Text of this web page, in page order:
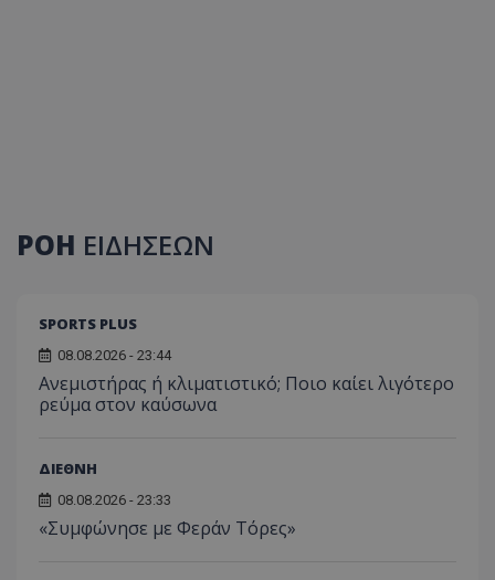
ΡΟΗ ΕΙΔΗΣΕΩΝ
SPORTS PLUS
08.08.2026 - 23:44
Ανεμιστήρας ή κλιματιστικό; Ποιο καίει λιγότερο
ρεύμα στον καύσωνα
ΔΙΕΘΝΗ
08.08.2026 - 23:33
«Συμφώνησε με Φεράν Τόρες»